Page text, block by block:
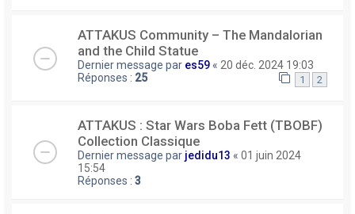
ATTAKUS Community – The Mandalorian
and the Child Statue
Dernier message par es59 « 20 déc. 2024 19:03
Réponses : 25 1 2
ATTAKUS : Star Wars Boba Fett (TBOBF)
Collection Classique
Dernier message par jedidu13 « 01 juin 2024
15:54
Réponses : 3